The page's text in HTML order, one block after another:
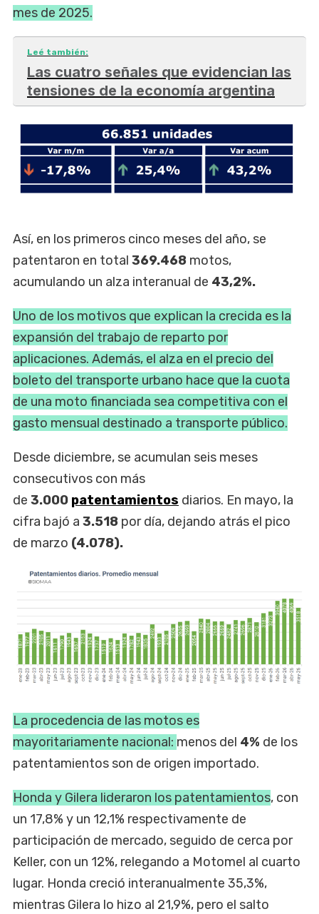
mes de 2025.
Leé también:
Las cuatro señales que evidencian las
tensiones de la economía argentina
Así, en los primeros cinco meses del año, se
patentaron en total 369.468 motos,
acumulando un alza interanual de 43,2%.
Uno de los motivos que explican la crecida es la
expansión del trabajo de reparto por
aplicaciones. Además, el alza en el precio del
boleto del transporte urbano hace que la cuota
de una moto financiada sea competitiva con el
gasto mensual destinado a transporte público.
Desde diciembre, se acumulan seis meses
consecutivos con más
de 3.000 patentamientos diarios. En mayo, la
cifra bajó a 3.518 por día, dejando atrás el pico
de marzo (4.078).
La procedencia de las motos es
mayoritariamente nacional: menos del 4% de los
patentamientos son de origen importado.
Honda y Gilera lideraron los patentamientos, con
un 17,8% y un 12,1% respectivamente de
participación de mercado, seguido de cerca por
Keller, con un 12%, relegando a Motomel al cuarto
lugar. Honda creció interanualmente 35,3%,
mientras Gilera lo hizo al 21,9%, pero el salto